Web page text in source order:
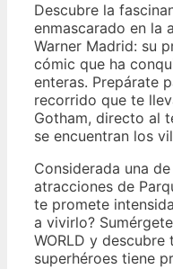
Descubre la
enmascarado en la
Warner Madrid: su
cómic que ha
enteras. Prepárate
recorrido que te
Gotham, directo al
se encuentran los
Considerada una
atracciones de
te promete
a vivirlo?
WORLD y
superhéroes tiene